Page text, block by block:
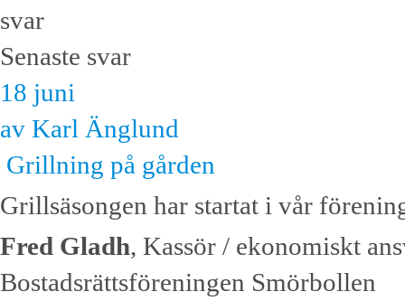
svar
Senaste svar
18 juni
av Karl Änglund
Grillning på gården
Grillsäsongen har startat i vår
Fred Gladh, Kassör / ekonomiskt
Bostadsrättsföreningen Smörbollen